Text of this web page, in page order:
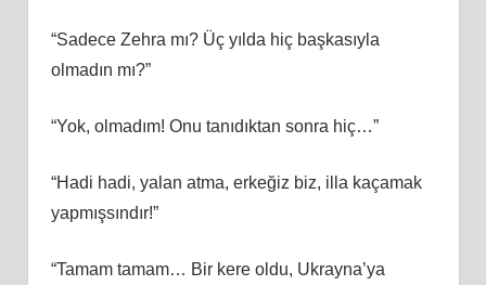
“Sadece Zehra mı? Üç yılda hiç başkasıyla
olmadın mı?”
“Yok, olmadım! Onu tanıdıktan sonra hiç…”
“Hadi hadi, yalan atma, erkeğiz biz, illa kaçamak
yapmışsındır!”
“Tamam tamam… Bir kere oldu, Ukrayna’ya